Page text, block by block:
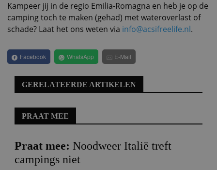
Kampeer jij in de regio Emilia-Romagna en heb je op de
camping toch te maken (gehad) met wateroverlast of
schade? Laat het ons weten via info@acsifreelife.nl.
Facebook WhatsApp E-Mail
GERELATEERDE ARTIKELEN
PRAAT MEE
Praat mee: Noodweer Italië treft
campings niet